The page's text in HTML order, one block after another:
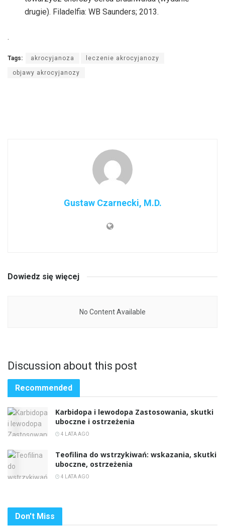
drugie). Filadelfia: WB Saunders; 2013.
.
Tags: akrocyjanoza leczenie akrocyjanozy
objawy akrocyjanozy
Gustaw Czarnecki, M.D.
Dowiedz się więcej
No Content Available
Discussion about this post
Recommended
Karbidopa i lewodopa Zastosowania, skutki
uboczne i ostrzeżenia
4 LATA AGO
Teofilina do wstrzykiwań: wskazania, skutki
uboczne, ostrzeżenia
4 LATA AGO
Don't Miss